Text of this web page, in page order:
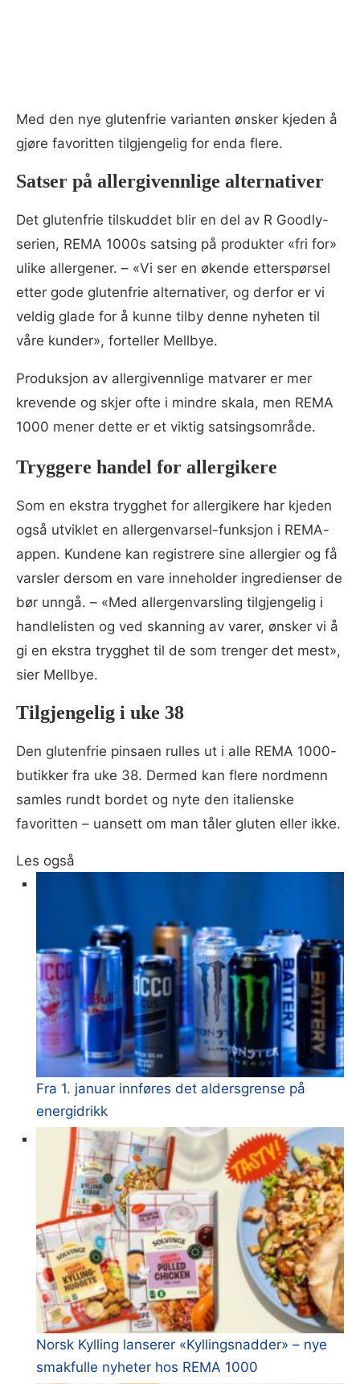
Med den nye glutenfrie varianten ønsker kjeden å
gjøre favoritten tilgjengelig for enda flere.
Satser på allergivennlige alternativer
Det glutenfrie tilskuddet blir en del av R Goodly-
serien, REMA 1000s satsing på produkter «fri for»
ulike allergener. – «Vi ser en økende etterspørsel
etter gode glutenfrie alternativer, og derfor er vi
veldig glade for å kunne tilby denne nyheten til
våre kunder», forteller Mellbye.
Produksjon av allergivennlige matvarer er mer
krevende og skjer ofte i mindre skala, men REMA
1000 mener dette er et viktig satsingsområde.
Tryggere handel for allergikere
Som en ekstra trygghet for allergikere har kjeden
også utviklet en allergenvarsel-funksjon i REMA-
appen. Kundene kan registrere sine allergier og få
varsler dersom en vare inneholder ingredienser de
bør unngå. – «Med allergenvarsling tilgjengelig i
handlelisten og ved skanning av varer, ønsker vi å
gi en ekstra trygghet til de som trenger det mest»,
sier Mellbye.
Tilgjengelig i uke 38
Den glutenfrie pinsaen rulles ut i alle REMA 1000-
butikker fra uke 38. Dermed kan flere nordmenn
samles rundt bordet og nyte den italienske
favoritten – uansett om man tåler gluten eller ikke.
Les også
Fra 1. januar innføres det aldersgrense på
energidrikk
Norsk Kylling lanserer «Kyllingsnadder» – nye
smakfulle nyheter hos REMA 1000